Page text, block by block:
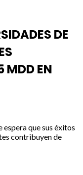
DE
MDD EN
que sus éxitos
contribuyen de